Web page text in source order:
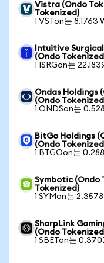
Vistra (Ondo
Tokenized)
1 VSTon는 8.1763
Intuitive
(Ondo
1 ISRGon는
Ondas Holdings
(Ondo
1 ONDSon는
BitGo Holdings
(Ondo
1 BTGOon는
Symbotic (Ondo
Tokenized)
1 SYMon는
SharpLink
(Ondo
1 SBETon는